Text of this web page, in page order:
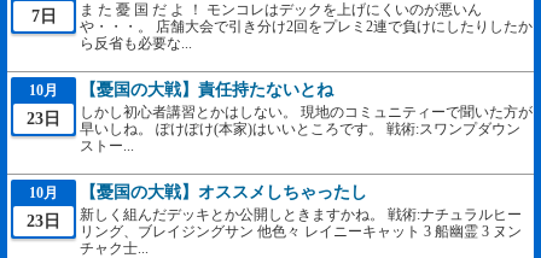
7日
ま た 憂 国 だ よ ！ モンコレはデックを上げにくいのが悪いん
や・・・。 店舗大会で引き分け2回をプレミ2連で負けにしたりしたか
ら反省も必要な...
10月
23日
【憂国の大戦】責任持たないとね
しかし初心者講習とかはしない。 現地のコミュニティーで聞いた方が
早いしね。 ぽけぽけ(本家)はいいところです。 戦術:スワンプダウン
ストー...
10月
23日
【憂国の大戦】オススメしちゃったし
新しく組んだデッキとか公開しときますかね。 戦術:ナチュラルヒー
リング、ブレイジングサン 他色々 レイニーキャット 3 船幽霊 3 ヌン
チャク士...